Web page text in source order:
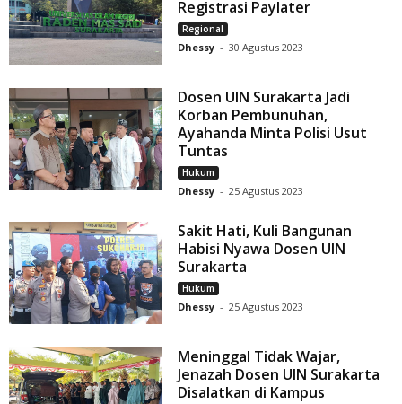
Registrasi Paylater
Regional
Dhessy - 30 Agustus 2023
Dosen UIN Surakarta Jadi
Korban Pembunuhan,
Ayahanda Minta Polisi Usut
Tuntas
Hukum
Dhessy - 25 Agustus 2023
Sakit Hati, Kuli Bangunan
Habisi Nyawa Dosen UIN
Surakarta
Hukum
Dhessy - 25 Agustus 2023
Meninggal Tidak Wajar,
Jenazah Dosen UIN Surakarta
Disalatkan di Kampus